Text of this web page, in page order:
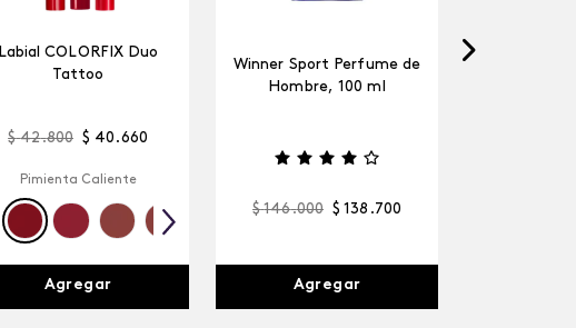
Labial COLORFIX Duo
Tattoo
$ 42.800 $ 40 .660
Pimienta Caliente
Agregar
Winner Sport Perfume de
Hombre, 100 ml
$ 146.000 $ 138 .700
Agregar